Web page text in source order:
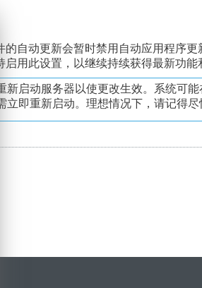
的自动更新会暂时禁用自动应用程序
启用此设置，以继续持续获得最新功能
新启动服务器以使更改生效。系统可
立即重新启动。理想情况下，请记得尽